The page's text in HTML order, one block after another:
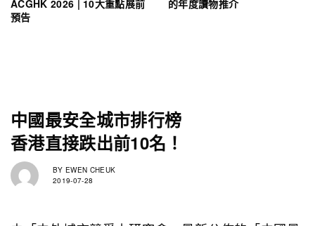
ACGHK 2026 | 10大重點展前
預告
的年度讀物推介
中國最安全城市排行榜
香港直接跌出前10名！
BY EWEN CHEUK
2019-07-28